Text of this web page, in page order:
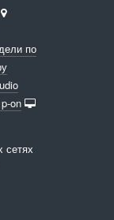
по
on
сетях